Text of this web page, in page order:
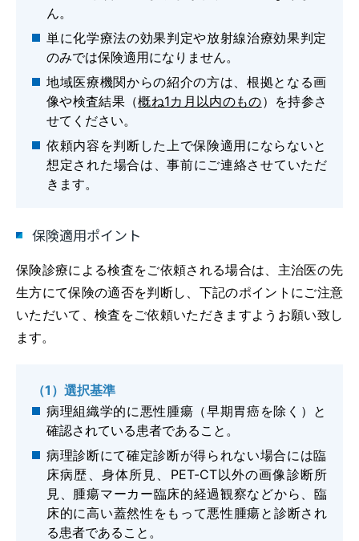
ん。
単に化学療法の効果判定や放射線治療効果判定
のみでは保険適用になりません。
地域医療機関からの紹介の方は、根拠となる画
像や検査結果（概ね1カ月以内のもの）を持参さ
せてください。
依頼内容を判断した上で保険適用にならないと
想定された場合は、事前にご連絡させていただ
きます。
保険適用ポイント
保険診療による検査をご依頼される場合は、主治医の先
生方にて保険の適否を判断し、下記のポイントにご注意
いただいて、検査をご依頼いただきますようお願い致し
ます。
（1）選択基準
病理組織学的に悪性腫瘍（早期胃癌を除く）と
確認されている患者であること。
病理診断にて確定診断が得られない場合には臨
床病歴、身体所見、PET-CT以外の画像診断所
見、腫瘍マーカー臨床的経過観察などから、臨
床的に高い蓋然性をもって悪性腫瘍と診断され
る患者であること。